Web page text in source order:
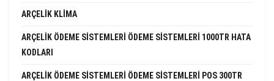
ARÇELIK KLIMA
ARÇELIK ÖDEME SISTEMLERI ÖDEME SISTEMLERI 1000TR HATA
KODLARI
ARÇELIK ÖDEME SISTEMLERI ÖDEME SISTEMLERI POS 300TR